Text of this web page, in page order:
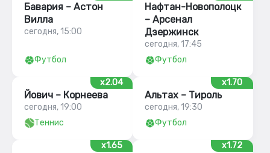
Бавария – Астон
Вилла
сегодня, 15:00
Футбол
Нафтан-Новополоцк
– Арсенал
Дзержинск
сегодня, 17:45
Футбол
x2.04
Йович – Корнеева
сегодня, 19:00
Теннис
x1.70
Альтах – Тироль
сегодня, 19:30
Футбол
x1.65 x1.72